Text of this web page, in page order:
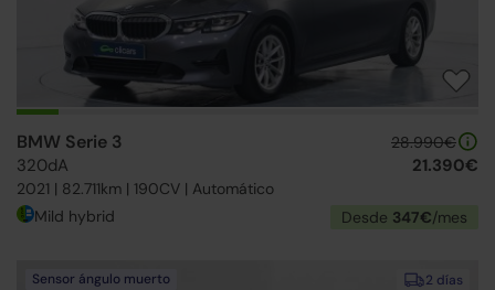
BMW Serie 3
320dA
2021 | 82.711km | 190CV | Automático
28.990€
21.390€
Mild hybrid Desde 347€/mes
2 días
Sensor ángulo muerto